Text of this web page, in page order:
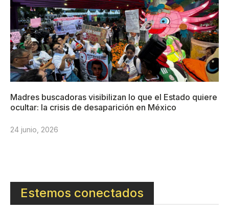
Madres buscadoras visibilizan lo que el Estado quiere
ocultar: la crisis de desaparición en México
24 junio, 2026
Estemos conectados